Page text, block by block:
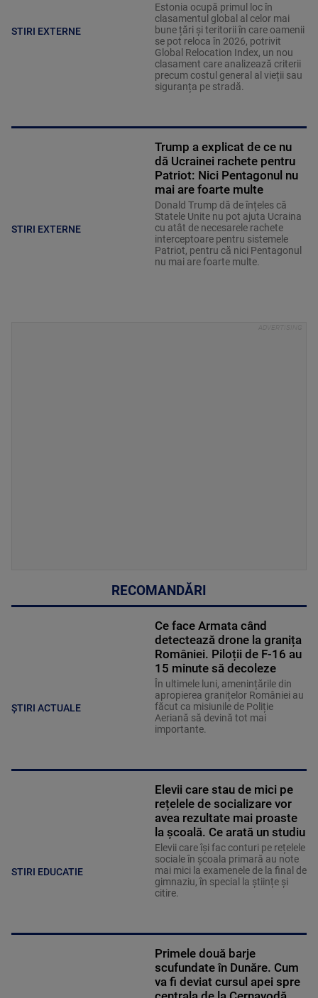
STIRI EXTERNE
Estonia ocupă primul loc în
clasamentul global al celor mai
bune țări și teritorii în care oamenii
se pot reloca în 2026, potrivit
Global Relocation Index, un nou
clasament care analizează criterii
precum costul general al vieții sau
siguranța pe stradă.
STIRI EXTERNE
Trump a explicat de ce nu
dă Ucrainei rachete pentru
Patriot: Nici Pentagonul nu
mai are foarte multe
Donald Trump dă de înțeles că
Statele Unite nu pot ajuta Ucraina
cu atât de necesarele rachete
interceptoare pentru sistemele
Patriot, pentru că nici Pentagonul
nu mai are foarte multe.
RECOMANDĂRI
ȘTIRI ACTUALE
Ce face Armata când
detectează drone la granița
României. Piloții de F-16 au
15 minute să decoleze
În ultimele luni, amenințările din
apropierea granițelor României au
făcut ca misiunile de Poliție
Aeriană să devină tot mai
importante.
STIRI EDUCATIE
Elevii care stau de mici pe
rețelele de socializare vor
avea rezultate mai proaste
la școală. Ce arată un studiu
Elevii care îşi fac conturi pe rețelele
sociale în școala primară au note
mai mici la examenele de la final de
gimnaziu, în special la științe și
citire.
Primele două barje
scufundate în Dunăre. Cum
va fi deviat cursul apei spre